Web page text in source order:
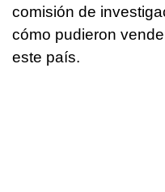
comisión de
cómo pudieron
este país.